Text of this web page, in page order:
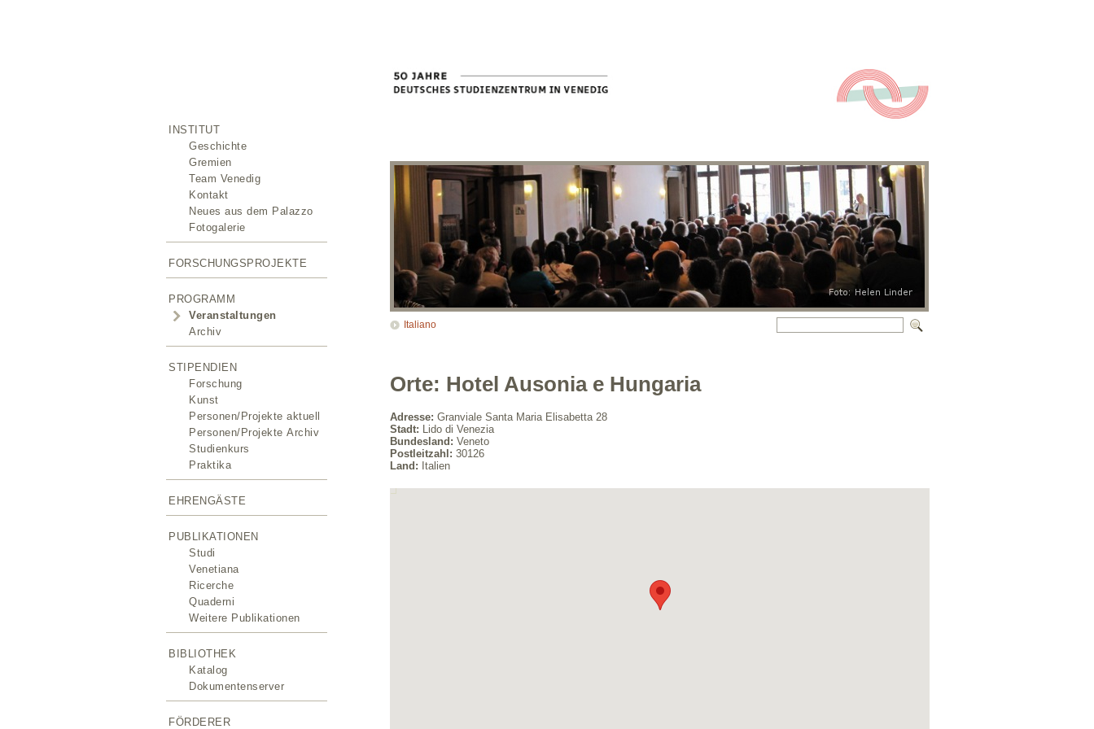
INSTITUT
Geschichte
Gremien
Team Venedig
Kontakt
Neues aus dem Palazzo
Fotogalerie
FORSCHUNGSPROJEKTE
PROGRAMM
Veranstaltungen
Archiv
STIPENDIEN
Forschung
Kunst
Personen/Projekte aktuell
Personen/Projekte Archiv
Studienkurs
Praktika
EHRENGÄSTE
PUBLIKATIONEN
Studi
Venetiana
Ricerche
Quaderni
Weitere Publikationen
BIBLIOTHEK
Katalog
Dokumentenserver
FÖRDERER
Italiano
Orte: Hotel Ausonia e Hungaria
Adresse: Granviale Santa Maria Elisabetta 28
Stadt: Lido di Venezia
Bundesland: Veneto
Postleitzahl: 30126
Land: Italien